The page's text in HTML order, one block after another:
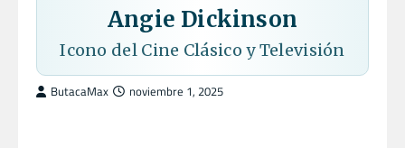
Angie Dickinson
Icono del Cine Clásico y Televisión
ButacaMax noviembre 1, 2025